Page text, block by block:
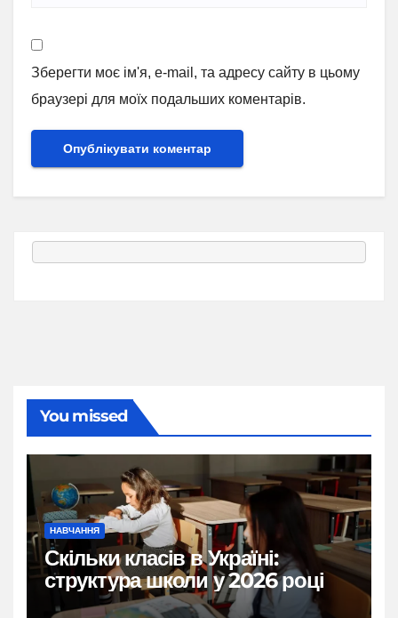
Зберегти моє ім'я, e-mail, та адресу сайту в цьому
браузері для моїх подальших коментарів.
You missed
НАВЧАННЯ
Скільки класів в Україні:
структура школи у 2026 році